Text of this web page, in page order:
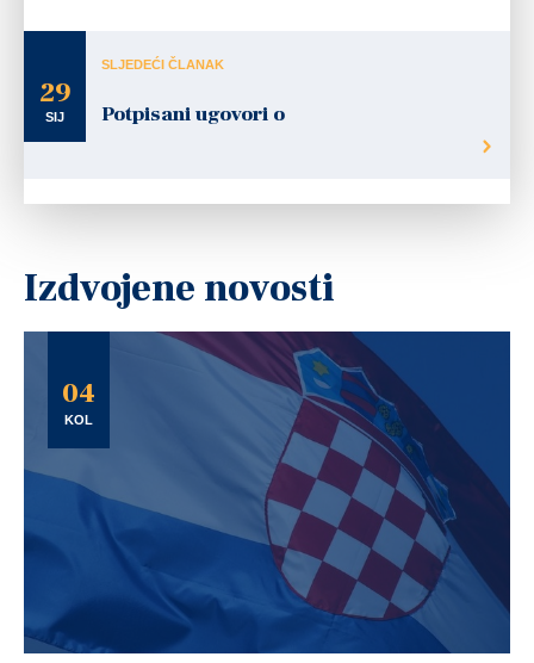
29
SIJ
SLJEDEĆI ČLANAK
Potpisani ugovori o
Izdvojene novosti
04
KOL